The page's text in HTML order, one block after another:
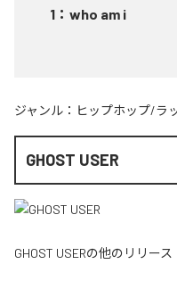
1 ： who am i
ジャンル： ヒップホップ/ラ
GHOST USER
GHOST USERの他のリリース